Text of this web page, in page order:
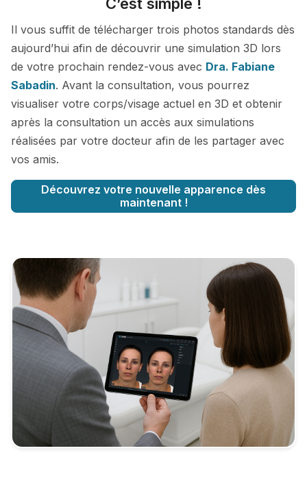
C’est simple !
Il vous suffit de télécharger trois photos standards dès
aujourd’hui afin de découvrir une simulation 3D lors
de votre prochain rendez-vous avec Dra. Fabiane
Sabadin. Avant la consultation, vous pourrez
visualiser votre corps/visage actuel en 3D et obtenir
après la consultation un accès aux simulations
réalisées par votre docteur afin de les partager avec
vos amis.
Découvrez votre nouvelle apparence dès
maintenant !